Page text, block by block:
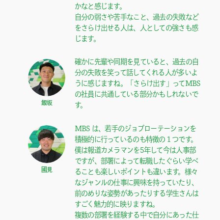
かなと感じます。
自分の弱さや苦手なこと、過去の失敗など
をさらけ出せる人は、人としての強さも感
じます。
飯坂
確かに先輩や同期を見ていると、過去の自
分の失敗を笑って話してくれる人が多いよ
うに感じますね。「さらけ出す」ってMBS
の社員に共通している部分かもしれないで
す。
國見
MBS は、若手のジョブローテーションを
積極的に行っているのも特徴の１つです。
僕は報道カメラマンを5年して今は人事部
ですが、部署によって転職したぐらい学べ
ることも楽しいポイントも違います。様々
なジャンルの仕事に興味を持っていたり、
前のめりな姿勢があったりする学生さんは
すごく魅力的に映りますね。
複数の部署を経験する中で自分にあった仕